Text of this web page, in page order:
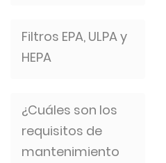
Filtros EPA, ULPA y
HEPA
¿Cuáles son los
requisitos de
mantenimiento